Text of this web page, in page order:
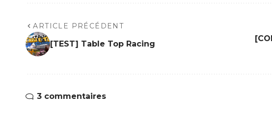
ARTICLE PRÉCÉDENT
[TEST] Table Top Racing
3 commentaires